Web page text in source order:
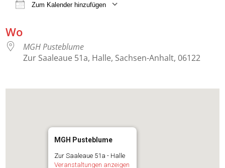
Zum Kalender hinzufügen
Wo
MGH Pusteblume
Zur Saaleaue 51a, Halle, Sachsen-Anhalt, 06122
MGH Pusteblume
Zur Saaleaue 51a - Halle
Veranstaltungen anzeigen